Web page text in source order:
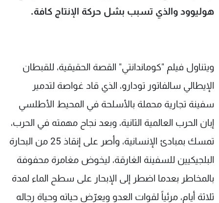
هوليوود والذي تسبب بشل حركة الإنتاج كافة.
ويتناول فيلم "كوماندانتي" القصة الحقيقية، للقبطان
الإيطالي سالفاتور تودارو، الذي قاد غواصة لتدمير
سفينة تجارية محملة بالأسلحة في المحيط الأطلسي
إبان الحرب العالمية الثانية، وبعد نجاح مهمته في الحرب،
تمسك بمبادئ الإنسانية، وأصر على إنقاذ 25 من البحارة
البلجيكيين للسفينة الغارقة، ليخوض مغامرة محفوفة
بالمخاطر بعدما اضطر إلى الإبحار على سطح الماء لمدة
ثلاثة أيام، مرئياً لقوات العدو ويعرّض حياته وحياة رجاله